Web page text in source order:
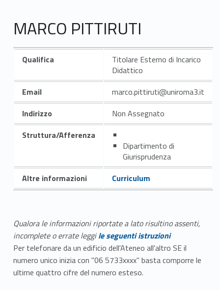
MARCO PITTIRUTI
Qualifica
Titolare Esterno di Incarico
Didattico
Email
marco.pittiruti@uniroma3.it
Indirizzo
Non Assegnato
Struttura/Afferenza
Dipartimento di
Giurisprudenza
Altre informazioni
Curriculum
Qualora le informazioni riportate a lato risultino assenti,
incomplete o errate leggile seguenti istruzioni
Per telefonare da un edificio dell'Ateneo all'altro SE il
numero unico inizia con "06 5733xxxx" basta comporre le
ultime quattro cifre del numero esteso.